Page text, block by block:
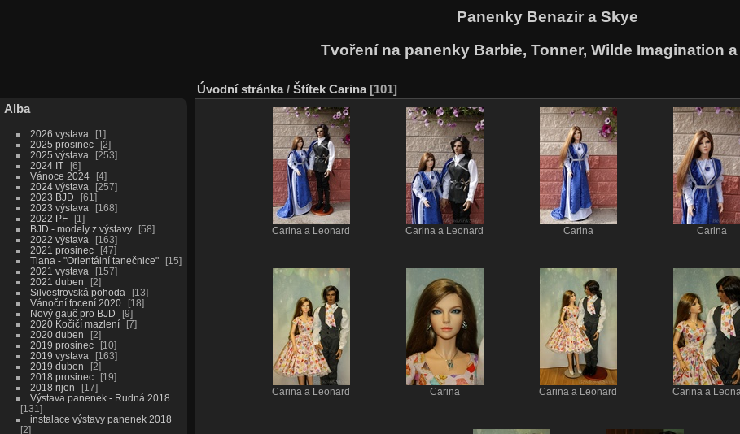
Panenky Benazir a Skye
Tvoření na panenky Barbie, Tonner, Wilde Imagination
Alba
2026 vystava
1
2025 prosinec
2
2025 výstava
253
2024 IT
6
Vánoce 2024
4
2024 výstava
257
2023 BJD
61
2023 výstava
168
2022 PF
1
BJD - modely z výstavy
58
2022 výstava
163
2021 prosinec
47
Tiana - "Orientální tanečnice"
15
2021 vystava
157
2021 duben
2
Silvestrovská pohoda
13
Vánoční focení 2020
18
Nový gauč pro BJD
9
2020 Kočičí mazlení
7
2020 duben
2
2019 prosinec
10
2019 vystava
163
2019 duben
2
2018 prosinec
19
2018 rijen
17
Výstava panenek - Rudná 2018
131
instalace výstavy panenek 2018
2
Úvodní stránka/ Štítek Carina 101
Carina a Leonard Carina a Leonard Carina Carina
Carina a Leonard Carina Carina a Leonard Carina a